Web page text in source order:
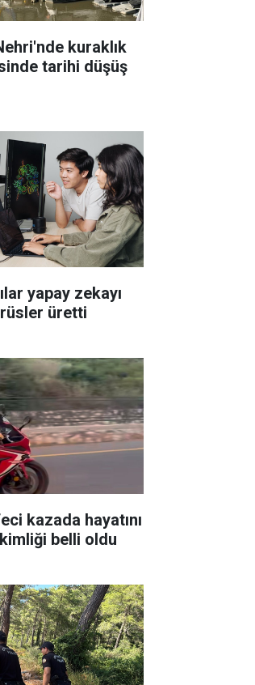
kuraklık
tarihi düşüş
yapay zekayı
üretti
kazada hayatını
belli oldu